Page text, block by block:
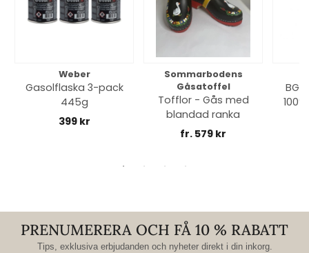
Weber
Gasolflaska 3-pack
445g
399 kr
Sommarbodens
Gåsatoffel
Tofflor - Gås med
blandad ranka
fr. 579 kr
PRENUMERERA OCH FÅ 10 % RABATT
Tips, exklusiva erbjudanden och nyheter direkt i din inkorg.